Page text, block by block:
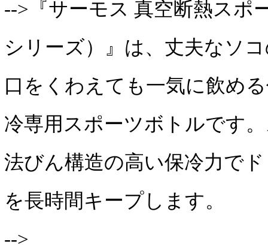
-->『サーモス 真空断熱スポ
シリーズ）』は、丈夫なソ
口をくわえても一気に飲め
冷専用スポーツボトルです
法びん構造の高い保冷力で
を長時間キープします。
-->